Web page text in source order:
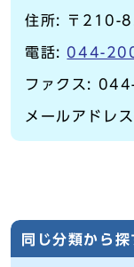
住所: 〒210-
電話: 044-
ファクス:
メールアドレ
同じ分類から探